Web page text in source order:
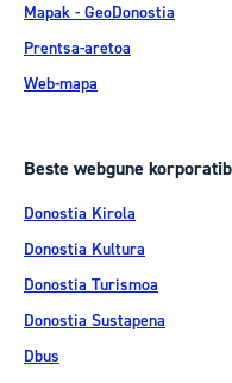
Mapak - GeoDonostia
Prentsa-aretoa
Web-mapa
Beste webgune
Donostia Kirola
Donostia Kultura
Donostia Turismoa
Donostia Sustapena
Dbus